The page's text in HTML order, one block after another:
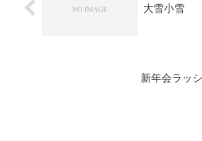
大雪小雪
新年会ラッ